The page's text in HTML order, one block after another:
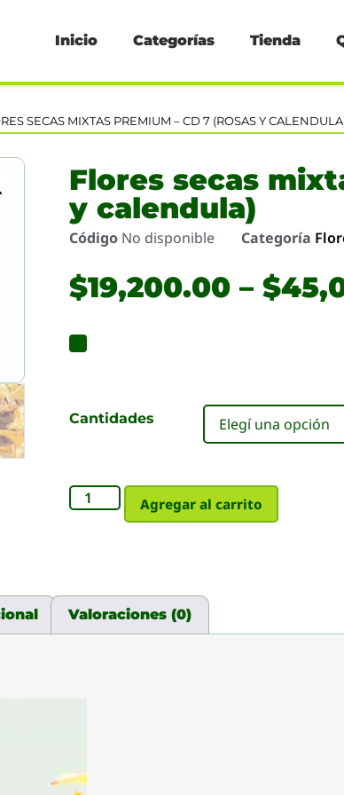
Inicio Categorías Tienda
SECAS MIXTAS PREMIUM – CD 7 (ROSAS Y
Flores secas
y calendula)
Código No disponible Categoría
$19,200.00 – $
Cantidades
Agregar al carrito
Valoraciones (0)